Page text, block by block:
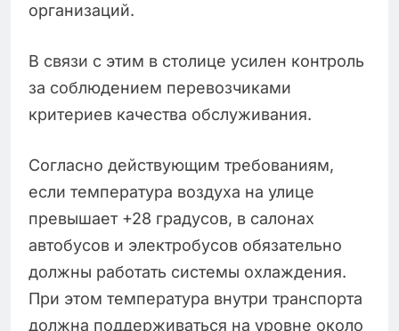
организаций.
В связи с этим в столице усилен контроль
за соблюдением перевозчиками
критериев качества обслуживания.
Согласно действующим требованиям,
если температура воздуха на улице
превышает +28 градусов, в салонах
автобусов и электробусов обязательно
должны работать системы охлаждения.
При этом температура внутри транспорта
должна поддерживаться на уровне около